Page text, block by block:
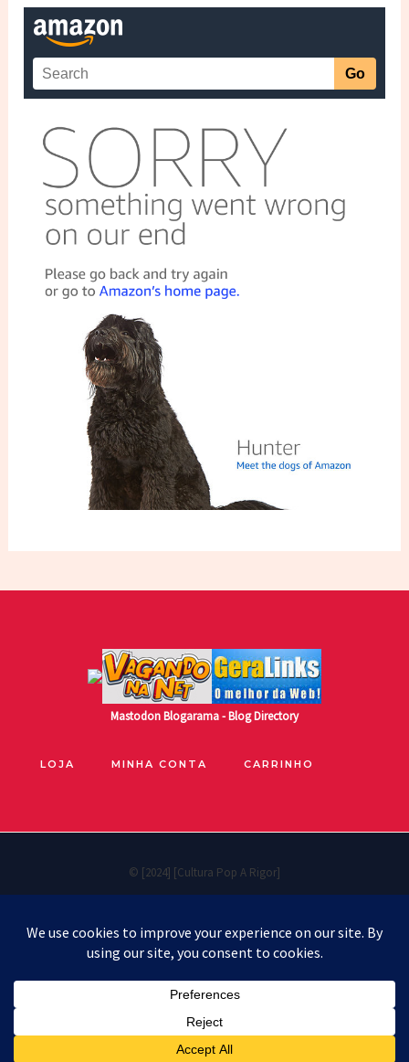
MastodonBlogarama - Blog Directory
LOJA MINHA CONTA CARRINHO
© [2024] [Cultura Pop A Rigor]
Políticas de privacidade
Cookie Policy